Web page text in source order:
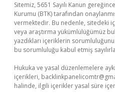
Sitemiz, 5651 Sayılı Kanun
Kurumu (BTK) tarafından
vermektedir. Bu nedenle, sitedeki
veya araştırma yükümlülüğümüz
yazdıkları içeriklerin
bu sorumluluğu kabul etmiş
Hukuka ve yasal düzenlemelere
içerikleri,
halinde, ilgili içerikler yasal süre